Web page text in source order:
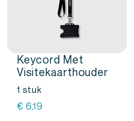
Keycord Met
Visitekaarthouder
1 stuk
€ 6,19